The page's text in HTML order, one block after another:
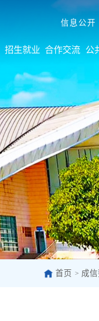
信息公开
招生就业 合作交流 公
首页 > 成